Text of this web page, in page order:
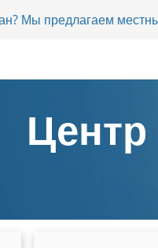
Мы предлагаем